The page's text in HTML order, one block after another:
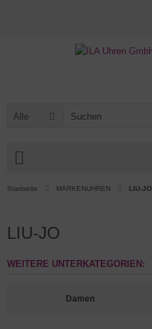
Alle
Startseite MARKENUHREN LIU-JO
LIU-JO
WEITERE UNTERKATEGORIEN:
Damen